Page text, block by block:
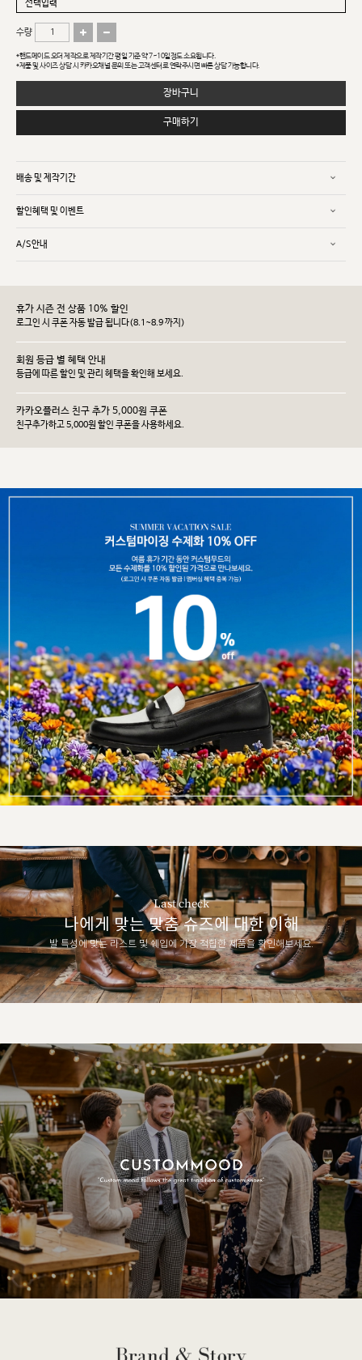
수량
*핸드메이드 오더 제작으로 제작기간 평일 기준 약 7~10일정도 소요됩니다.
*제품 및 사이즈 상담 시 카카오채널 문의 또는 고객센터로 연락주시면 빠른 상담 가능합니다.
장바구니
구매하기
배송 및 제작기간
할인혜택 및 이벤트
A/S안내
휴가 시즌 전 상품 10% 할인
로그인 시 쿠폰 자동 발급 됩니다(8.1~8.9 까지)
회원 등급 별 혜택 안내
등급에 따른 할인 및 관리 헤택을 확인해 보세요.
카카오플러스 친구 추가 5,000원 쿠폰
친구추가하고 5,000원 할인 쿠폰을 사용하세요.
Last check
나에게 맞는 맞춤 슈즈에 대한 이해
발 특성에 맞는 라스트 및 쉐입에 가장 적합한 제품을 확인해보세요.